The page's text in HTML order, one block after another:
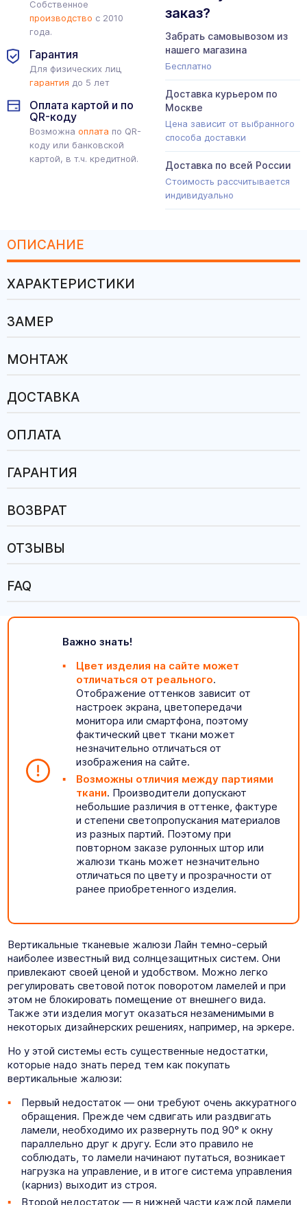
Собственное
производство с 2010
года.
Гарантия
Для физических лиц
гарантия до 5 лет
Оплата картой и по
QR-коду
Возможна оплата по QR-
коду или банковской
картой, в т.ч. кредитной.
заказ?
Забрать самовывозом из
нашего магазина
Бесплатно
Доставка курьером по
Москве
Цена зависит от выбранного
способа доставки
Доставка по всей России
Стоимость рассчитывается
индивидуально
ОПИСАНИЕ
ХАРАКТЕРИСТИКИ
ЗАМЕР
МОНТАЖ
ДОСТАВКА
ОПЛАТА
ГАРАНТИЯ
ВОЗВРАТ
ОТЗЫВЫ
FAQ
Важно знать!
Цвет изделия на сайте может
отличаться от реального.
Отображение оттенков зависит от
настроек экрана, цветопередачи
монитора или смартфона, поэтому
фактический цвет ткани может
незначительно отличаться от
изображения на сайте.
Возможны отличия между партиями
ткани. Производители допускают
небольшие различия в оттенке, фактуре
и степени светопропускания материалов
из разных партий. Поэтому при
повторном заказе рулонных штор или
жалюзи ткань может незначительно
отличаться по цвету и прозрачности от
ранее приобретенного изделия.
Вертикальные тканевые жалюзи Лайн темно-серый
наиболее известный вид солнцезащитных систем. Они
привлекают своей ценой и удобством. Можно легко
регулировать световой поток поворотом ламелей и при
этом не блокировать помещение от внешнего вида.
Также эти изделия могут оказаться незаменимыми в
некоторых дизайнерских решениях, например, на эркере.
Но у этой системы есть существенные недостатки,
которые надо знать перед тем как покупать
вертикальные жалюзи:
Первый недостаток — они требуют очень аккуратного
обращения. Прежде чем сдвигать или раздвигать
ламели, необходимо их развернуть под 90° к окну
параллельно друг к другу. Если это правило не
соблюдать, то ламели начинают путаться, возникает
нагрузка на управление, и в итоге система управления
(карниз) выходит из строя.
Второй недостаток — в нижней части каждой ламели